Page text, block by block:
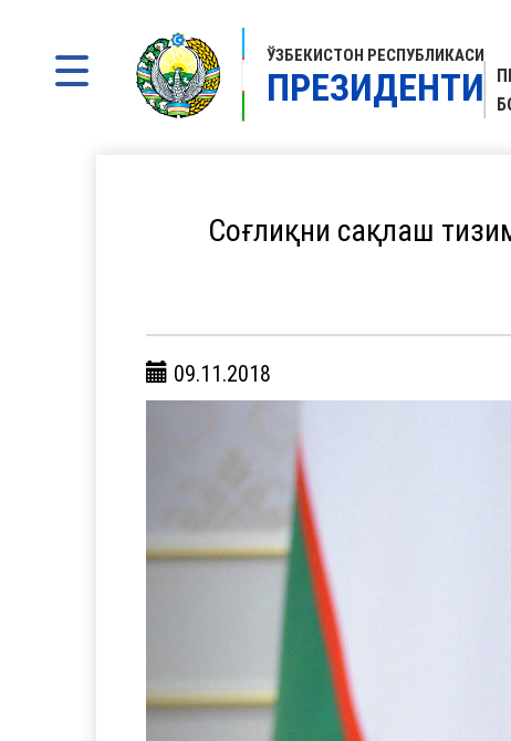
ЎЗБЕКИСТОН РЕСПУБЛИКАСИ
ПРЕЗИДЕНТИ
Соғлиқни сақлаш
09.11.2018